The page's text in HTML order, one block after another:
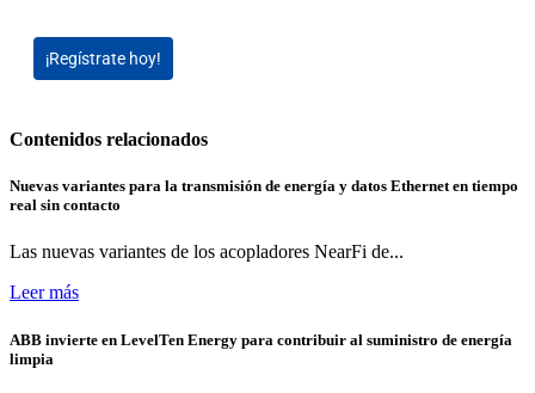
¡Regístrate hoy!
Contenidos relacionados
Nuevas variantes para la transmisión de energía y datos Ethernet en tiempo
real sin contacto
Las nuevas variantes de los acopladores NearFi de...
Leer más
ABB invierte en LevelTen Energy para contribuir al suministro de energía
limpia